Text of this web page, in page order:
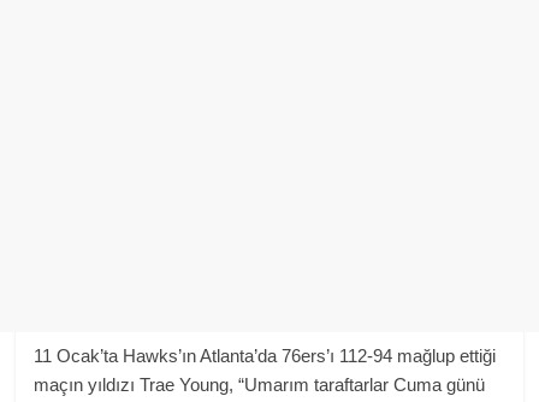
11 Ocak’ta Hawks’ın Atlanta’da 76ers’ı 112-94 mağlup ettiği
maçın yıldızı Trae Young, “Umarım taraftarlar Cuma günü